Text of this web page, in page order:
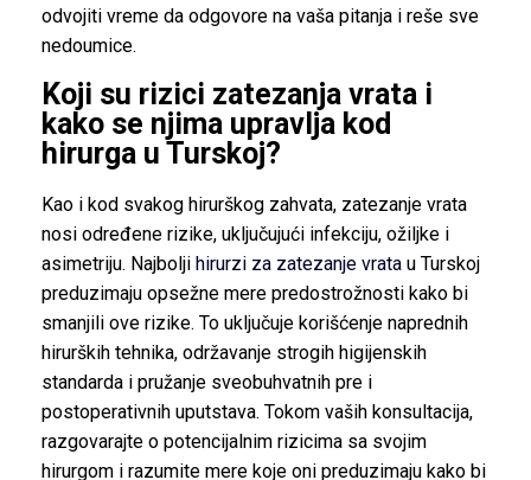
odvojiti vreme da odgovore na vaša pitanja i reše sve
nedoumice.
Koji su rizici zatezanja vrata i
kako se njima upravlja kod
hirurga u Turskoj?
Kao i kod svakog hirurškog zahvata, zatezanje vrata
nosi određene rizike, uključujući infekciju, ožiljke i
asimetriju. Najbolji hirurzi za zatezanje vratau Turskoj
preduzimaju opsežne mere predostrožnosti kako bi
smanjili ove rizike. To uključuje korišćenje naprednih
hirurških tehnika, održavanje strogih higijenskih
standarda i pružanje sveobuhvatnih pre i
postoperativnih uputstava. Tokom vaših konsultacija,
razgovarajte o potencijalnim rizicima sa svojim
hirurgom i razumite mere koje oni preduzimaju kako bi